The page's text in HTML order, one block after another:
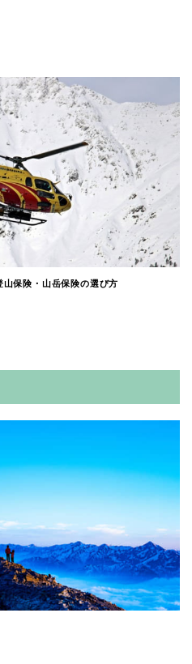
山保険・山岳保険の選び方